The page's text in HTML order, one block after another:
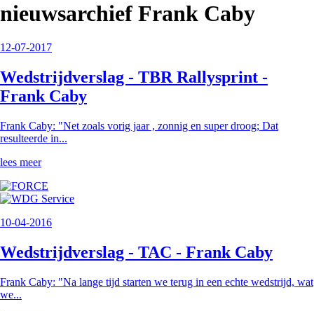
nieuwsarchief Frank Caby
12-07-2017
Wedstrijdverslag - TBR Rallysprint -
Frank Caby
Frank Caby: "Net zoals vorig jaar , zonnig en super droog; Dat
resulteerde in...
lees meer
10-04-2016
Wedstrijdverslag - TAC - Frank Caby
Frank Caby: "Na lange tijd starten we terug in een echte wedstrijd, wat
we...